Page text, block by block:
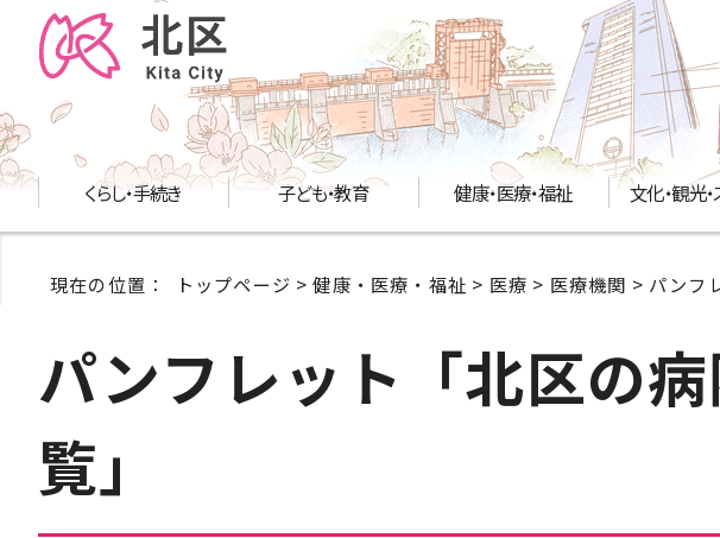
くらし・手続き 子ども・教育 健康・医療・福祉 文化・観光
現在の位置： トップページ >健康・医療・福祉 > 医療 > 医療機関 > パンフ
パンフレット「北区の
覧」